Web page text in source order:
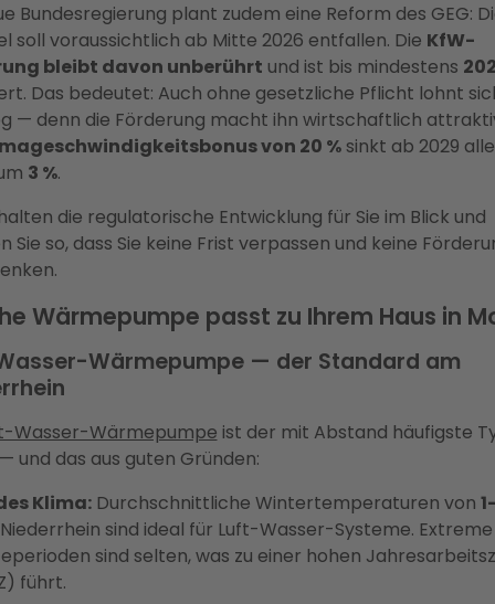
Bundesregierung plant zudem eine Reform des GEG:
soll voraussichtlich ab Mitte 2026 entfallen. Die KfW-
bleibt davon unberührt und ist bis mindestens
Das bedeutet: Auch ohne gesetzliche Pflicht lohnt
— denn die Förderung macht ihn wirtschaftlich
von 20 %sinkt ab 2029
3 %.
die regulatorische Entwicklung für Sie im Blick und
Sie so, dass Sie keine Frist verpassen und keine
Wärmepumpe passt zu Ihrem Haus in
Wärmepumpe — der Standard am
Wasser-Wärmepumpe ist der mit Abstand häufigste
und das aus guten Gründen:
Klima:Durchschnittliche Wintertemperaturen von
sind ideal für Luft-Wasser-Systeme. Extreme
sind selten, was zu einer hohen
führt.